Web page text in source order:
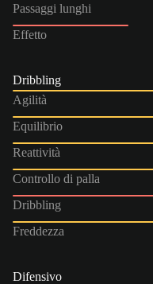
Passaggi lunghi
Effetto
Dribbling
Agilità
Equilibrio
Reattività
Controllo di palla
Dribbling
Freddezza
Difensivo